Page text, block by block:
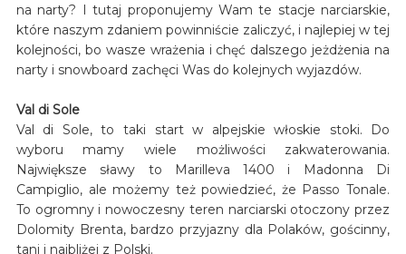
na narty? I tutaj proponujemy Wam te stacje narciarskie,
które naszym zdaniem powinniście zaliczyć, i najlepiej w tej
kolejności, bo wasze wrażenia i chęć dalszego jeżdżenia na
narty i snowboard zachęci Was do kolejnych wyjazdów.
Val di Sole
Val di Sole, to taki start w alpejskie włoskie stoki. Do
wyboru mamy wiele możliwości zakwaterowania.
Największe sławy to Marilleva 1400 i Madonna Di
Campiglio, ale możemy też powiedzieć, że Passo Tonale.
To ogromny i nowoczesny teren narciarski otoczony przez
Dolomity Brenta, bardzo przyjazny dla Polaków, gościnny,
tani i najbliżej z Polski.